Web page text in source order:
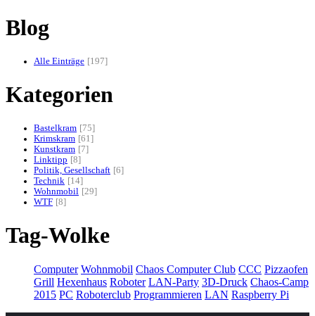
Blog
Alle Einträge 197
Kategorien
Bastelkram
75
Krimskram 61
Kunstkram
7
Linktipp
8
Politik, Gesellschaft 6
Technik
14
Wohnmobil
29
WTF 8
Tag-Wolke
Computer Wohnmobil Chaos Computer Club CCC Pizzaofen
Grill Hexenhaus Roboter LAN-Party 3D-Druck Chaos-Camp
2015 PC Roboterclub Programmieren LAN Raspberry Pi